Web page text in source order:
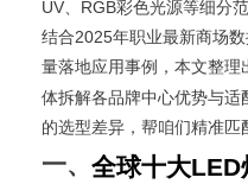
UV、RGB彩色光源等细分范
结合2025年职业最新商场
量落地应用事例，本文整理
体拆解各品牌中心优势与适
的选型差异，帮咱们精准匹
一、 全球十大LED